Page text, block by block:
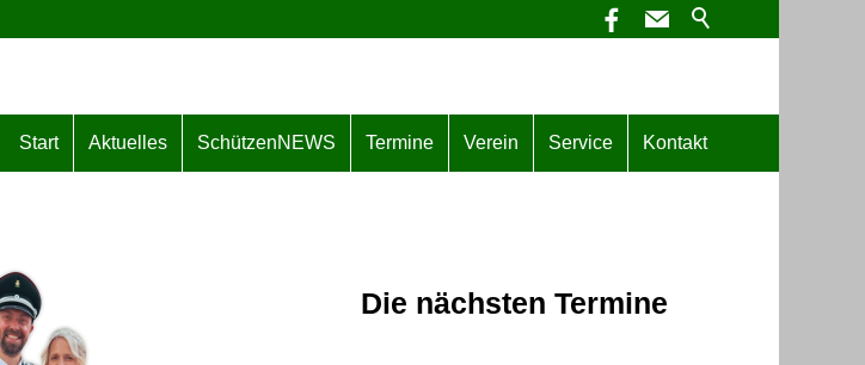
Start Aktuelles SchützenNEWS Termine Verein Service Kontakt
Die nächsten Termine